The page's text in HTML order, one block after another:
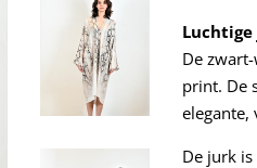
De
print. De
elegante,
De jurk